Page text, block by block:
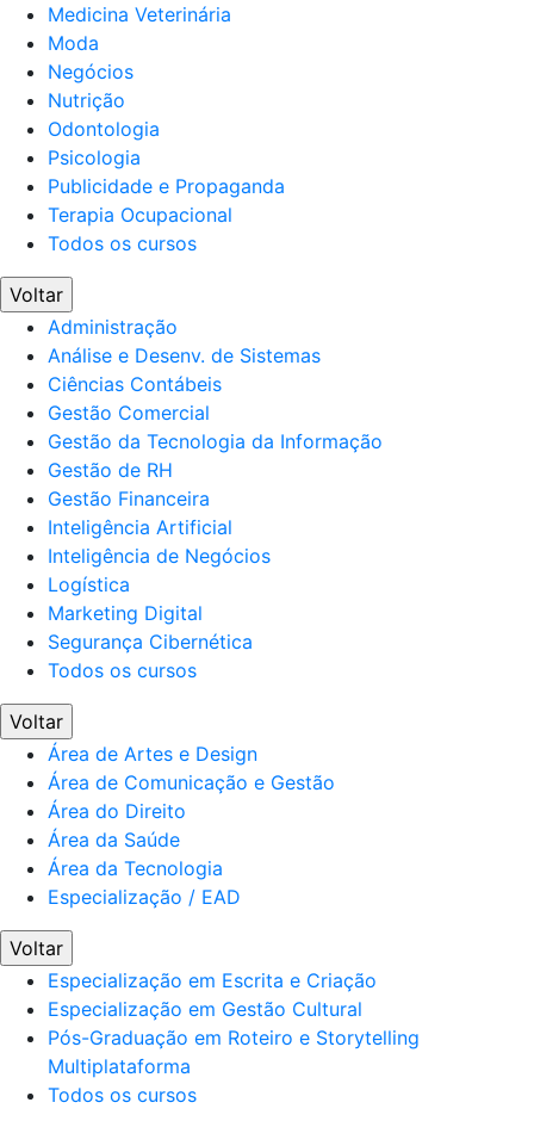
Medicina Veterinária
Moda
Negócios
Nutrição
Odontologia
Psicologia
Publicidade e Propaganda
Terapia Ocupacional
Todos os cursos
Voltar
Administração
Análise e Desenv. de Sistemas
Ciências Contábeis
Gestão Comercial
Gestão da Tecnologia da Informação
Gestão de RH
Gestão Financeira
Inteligência Artificial
Inteligência de Negócios
Logística
Marketing Digital
Segurança Cibernética
Todos os cursos
Voltar
Área de Artes e Design
Área de Comunicação e Gestão
Área do Direito
Área da Saúde
Área da Tecnologia
Especialização / EAD
Voltar
Especialização em Escrita e Criação
Especialização em Gestão Cultural
Pós-Graduação em Roteiro e Storytelling
Multiplataforma
Todos os cursos